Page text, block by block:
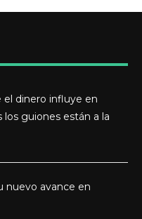
dinero influye en
guiones están a la
nuevo avance en